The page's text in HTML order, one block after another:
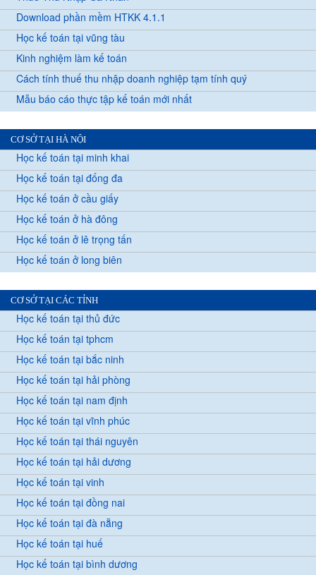
Download phần mềm HTKK 4.1.1
Học kế toán tại vũng tàu
Kinh nghiệm làm kế toán
Cách tính thuế thu nhập doanh nghiệp tạm tính quý
Mẫu báo cáo thực tập kế toán mới nhất
CƠ SỞ TẠI HÀ NỘI
Học kế toán tại minh khai
Học kế toán tại đống đa
Học kế toán ở cầu giấy
Học kế toán ở hà đông
Học kế toán ở lê trọng tấn
Học kế toán ở long biên
CƠ SỞ TẠI CÁC TỈNH
Học kế toán tại thủ đức
Học kế toán tại tphcm
Học kế toán tại bắc ninh
Học kế toán tại hải phòng
Học kế toán tại nam định
Học kế toán tại vĩnh phúc
Học kế toán tại thái nguyên
Học kế toán tại hải dương
Học kế toán tại vinh
Học kế toán tại đồng nai
Học kế toán tại đà nẵng
Học kế toán tại huế
Học kế toán tại bình dương